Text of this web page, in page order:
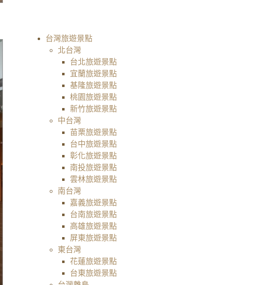
台灣旅遊景點
北台灣
台北旅遊景點
宜蘭旅遊景點
基隆旅遊景點
桃園旅遊景點
新竹旅遊景點
中台灣
苗栗旅遊景點
台中旅遊景點
彰化旅遊景點
南投旅遊景點
雲林旅遊景點
南台灣
嘉義旅遊景點
台南旅遊景點
高雄旅遊景點
屏東旅遊景點
東台灣
花蓮旅遊景點
台東旅遊景點